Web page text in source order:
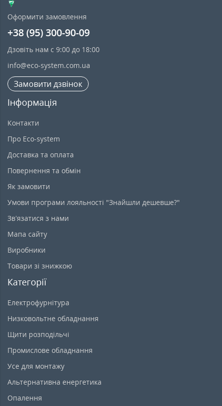
Оформити замовлення
+38 (95) 300-90-09
Дзовіть нам с 9:00 до 18:00
info@eco-system.com.ua
Замовити дзвінок
Інформація
Контакти
Про Eco-system
Доставка та оплата
Повернення та обмін
Як замовити
Умови програми лояльності "Знайшли дешевше?"
Зв’язатися з нами
Мапа сайту
Виробники
Товари зі знижкою
Категорії
Електрофурнітура
Низковольтне обладнання
Щити розподільчі
Промислове обладнання
Усе для монтажу
Альтернативна енергетика
Опалення